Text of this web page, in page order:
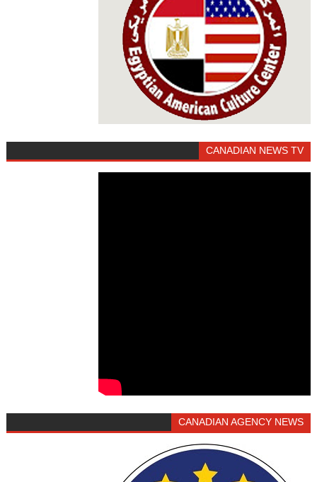
CANADIAN NEWS TV
CANADIAN AGENCY NEWS